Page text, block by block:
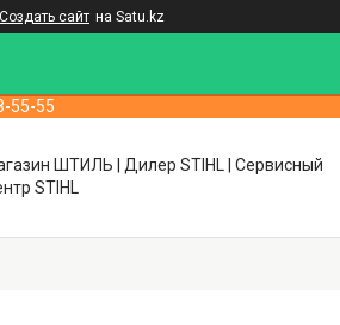
Создать сайт на Satu.kz
55-55
ШТИЛЬ | Дилер STIHL | Сервисный
STIHL